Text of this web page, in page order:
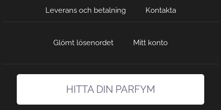
Leverans och betalning Kontakta
Glömt lösenordet Mitt konto
HITTA DIN PARFYM